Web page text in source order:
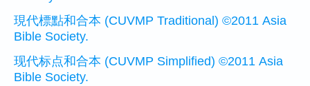
現代標點和合本 (CUVMP Traditional) ©2011 Asia
Bible Society.
现代标点和合本 (CUVMP Simplified) ©2011 Asia
Bible Society.